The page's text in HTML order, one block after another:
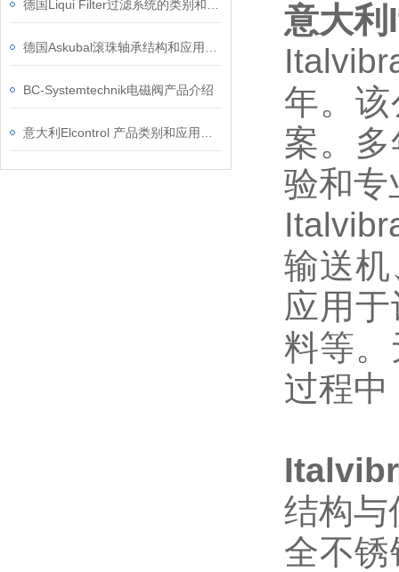
BC-Systemtechnik电磁阀产品介绍
意大
年。
案。
验和专
输送
应用
料等
过程中
结构与
全不